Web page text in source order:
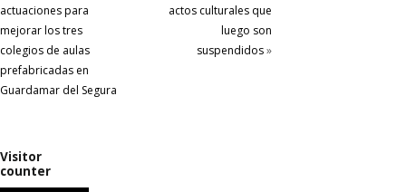
actuaciones para
mejorar los tres
colegios de aulas
prefabricadas en
Guardamar del Segura
actos culturales que
luego son
suspendidos»
Visitor
counter